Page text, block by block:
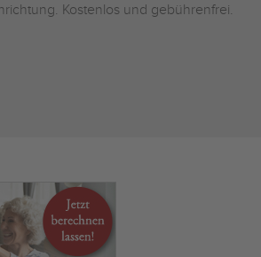
Kostenlos und gebührenfrei.